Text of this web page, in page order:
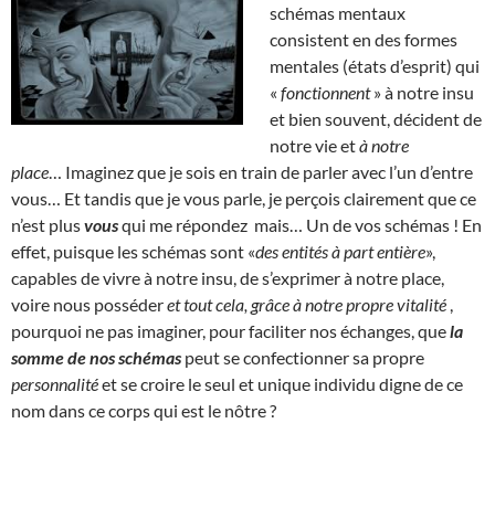
schémas mentaux
consistent en des formes
mentales (états d’esprit) qui
« fonctionnent» à notre insu
et bien souvent, décident de
notre vie età notre
place … Imaginez que je sois en train de parler avec l’un d’entre
vous… Et tandis que je vous parle, je perçois clairement que ce
n’est plusvousqui me répondez mais… Un de vos schémas ! En
effet, puisque les schémas sont «des entités à part entière»,
capables de vivre à notre insu, de s’exprimer à notre place,
voire nous posséderet tout cela, grâce à notre propre vitalité
pourquoi ne pas imaginer, pour faciliter nos échanges, quela
somme de nos schémas peut se confectionner sa propre
personnalitéet se croire le seul et unique individu digne de ce
nom dans ce corps qui est le nôtre ?